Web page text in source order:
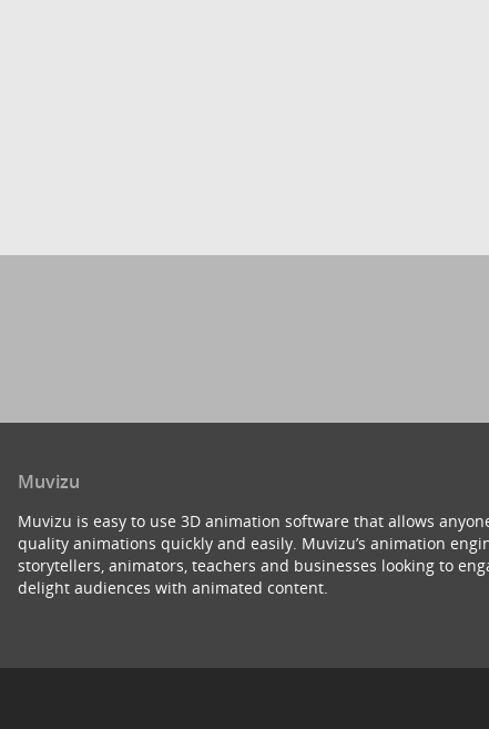
Muvizu
Muvizu is easy to use 3D animation software that allows
quality animations quickly and easily. Muvizu’s animation
storytellers, animators, teachers and businesses looking to
delight audiences with animated content.